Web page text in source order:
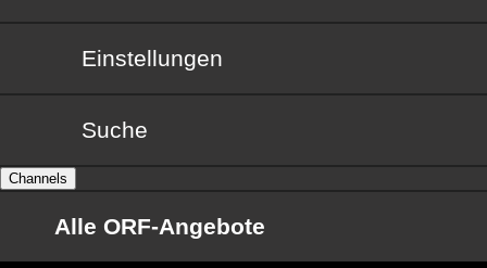
Einstellungen
Suche
Channels
Alle ORF-Angebote